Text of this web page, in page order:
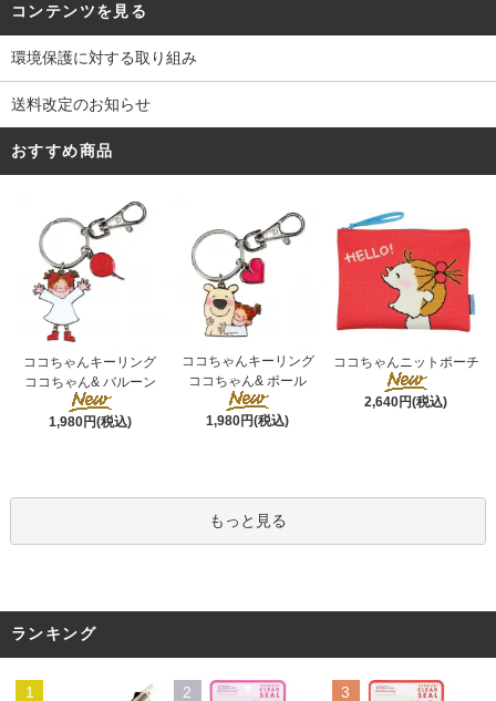
コンテンツを見る
環境保護に対する取り組み
送料改定のお知らせ
おすすめ商品
ココちゃんキーリング
ココちゃん& バルーン
1,980円(税込)
ココちゃんキーリング
ココちゃん& ポール
1,980円(税込)
ココちゃんニットポーチ
2,640円(税込)
もっと見る
ランキング
1 2 3